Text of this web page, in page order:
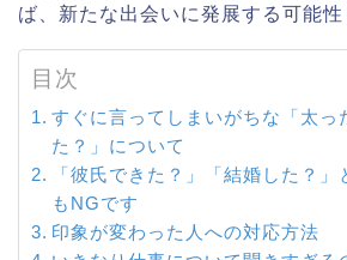
ば、新たな出会いに発展する可能性
目次
すぐに言ってしまいがちな「太っ
た？」について
「彼氏できた？」「結婚した？
もNGです
印象が変わった人への対応方法